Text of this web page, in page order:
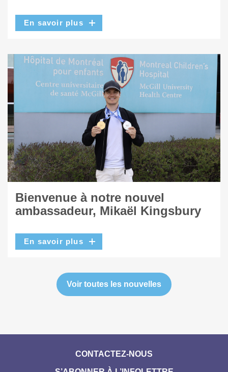
En savoir plus
Bienvenue à notre nouvel
ambassadeur, Mikaël Kingsbury
En savoir plus
Voir toutes les nouvelles
CONTACTEZ-NOUS